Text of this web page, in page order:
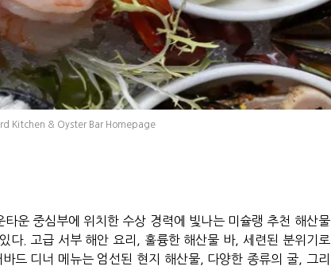
Kitchen & Oyster Bar Homepage
운 중심부에 위치한 수상 경력에 빛나는 미슐랭 추천 해산물
다. 고급 서부 해안 요리, 훌륭한 해산물 바, 세련된 분위기로
드 디너 메뉴는 엄선된 현지 해산물, 다양한 종류의 굴, 그리